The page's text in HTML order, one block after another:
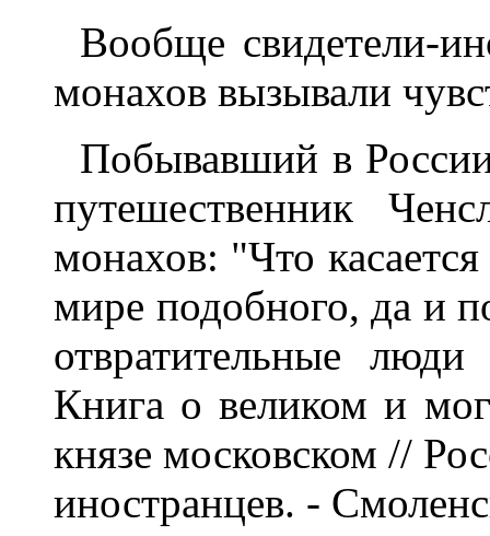
Вообще свидетели-
монахов вызывали
Побывавший в
путешественник
монахов: "Что касается
мире подобного, да и
отвратительные
Книга о великом и
князе московском //
иностранцев. -